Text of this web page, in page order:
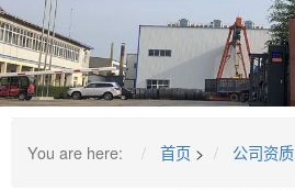
You are here: 首页 > 公司资质